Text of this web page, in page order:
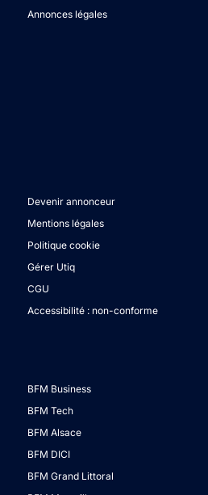
Annonces légales
Devenir annonceur
Mentions légales
Politique cookie
Gérer Utiq
CGU
Accessibilité : non-conforme
BFM Business
BFM Tech
BFM Alsace
BFM DICI
BFM Grand Littoral